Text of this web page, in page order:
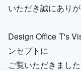
いただき誠にあり
Design Office T's
ンセプトに
ご覧いただきまし